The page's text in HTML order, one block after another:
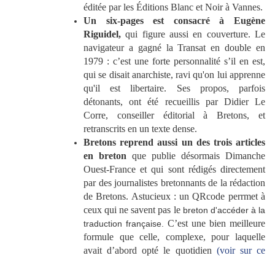
éditée par les Éditions Blanc et Noir à Vannes.
Un six-pages est consacré à Eugène
Riguidel, qui figure aussi en couverture. Le
navigateur a gagné la Transat en double en
1979 : c’est une forte personnalité s’il en est,
qui se disait anarchiste, ravi qu'on lui apprenne
qu'il est libertaire. Ses propos, parfois
détonants, ont été recueillis par Didier Le
Corre, conseiller éditorial à Bretons, et
retranscrits en un texte dense.
Bretons reprend aussi un des trois articles
en breton que publie désormais Dimanche
Ouest-France et qui sont rédigés directement
par des journalistes bretonnants de la rédaction
de Bretons. Astucieux : un QRcode perrmet à
ceux qui ne savent pas le breton d'accéder à la
traduction française.
C’est une bien meilleure
formule que celle, complexe, pour laquelle
avait d’abord opté le quotidien (voir sur ce